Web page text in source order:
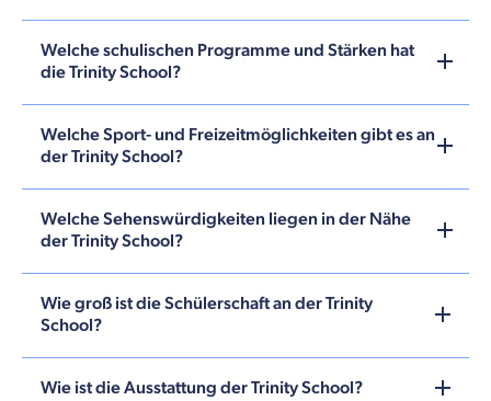
Welche schulischen Programme und Stärken hat
die Trinity School?
Welche Sport- und Freizeitmöglichkeiten gibt es an
der Trinity School?
Welche Sehenswürdigkeiten liegen in der Nähe
der Trinity School?
Wie groß ist die Schülerschaft an der Trinity
School?
Wie ist die Ausstattung der Trinity School?